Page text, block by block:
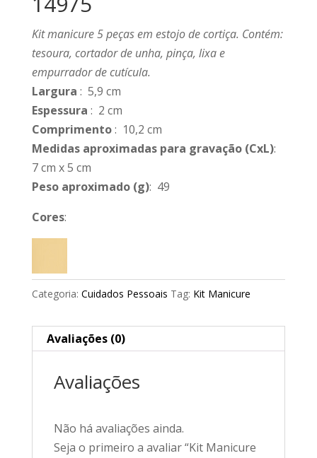
Kit manicure 5 peças em estojo de cortiça. Contém:
tesoura, cortador de unha, pinça, lixa e
empurrador de cutícula.
Largura : 5,9 cm
Espessura : 2 cm
Comprimento: 10,2 cm
Medidas aproximadas para gravação(CxL):
7 cm x 5 cm
Peso aproximado(g): 49
Cores:
Categoria: Cuidados Pessoais Tag: Kit Manicure
Avaliações (0)
Avaliações
Não há avaliações ainda.
Seja o primeiro a avaliar “Kit Manicure